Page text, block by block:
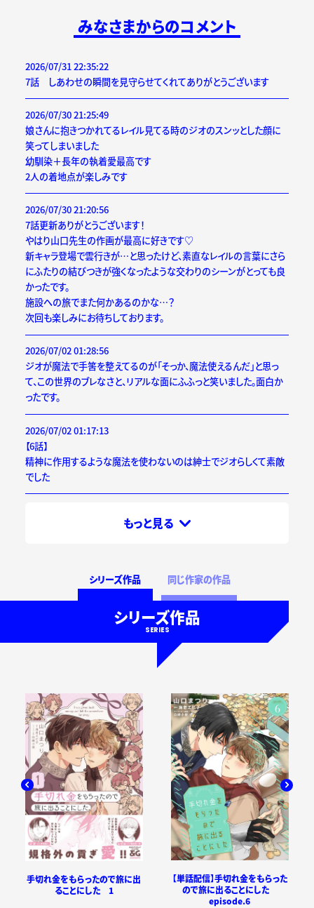
みなさまからのコメント
2026/07/31 22:35:22
7話 しあわせの瞬間を見守らせてくれてありがとうございます
2026/07/30 21:25:49
娘さんに抱きつかれてるレイル見てる時のジオのスンッとした顔に
笑ってしまいました
幼馴染＋長年の執着愛最高です
2人の着地点が楽しみです
2026/07/30 21:20:56
7話更新ありがとうございます！
やはり山口先生の作画が最高に好きです♡
新キャラ登場で雲行きが…と思ったけど、素直なレイルの言葉にさら
にふたりの結びつきが強くなったような交わりのシーンがとっても良
かったです。
施設への旅でまた何かあるのかな…？
次回も楽しみにお待ちしております。
2026/07/02 01:28:56
ジオが魔法で手筈を整えてるのが「そっか、魔法使えるんだ」と思っ
て、この世界のブレなさと、リアルな面にふふっと笑いました。面白か
ったです。
2026/07/02 01:17:13
【6話】
精神に作用するような魔法を使わないのは紳士でジオらしくて素敵
でした
もっと見る
シリーズ作品 同じ作家の作品
シリーズ作品
SERIES
手切れ金をもらったので旅に出
ることにした 1
【単話配信】手切れ金をもらった
ので旅に出ることにした
episode.6